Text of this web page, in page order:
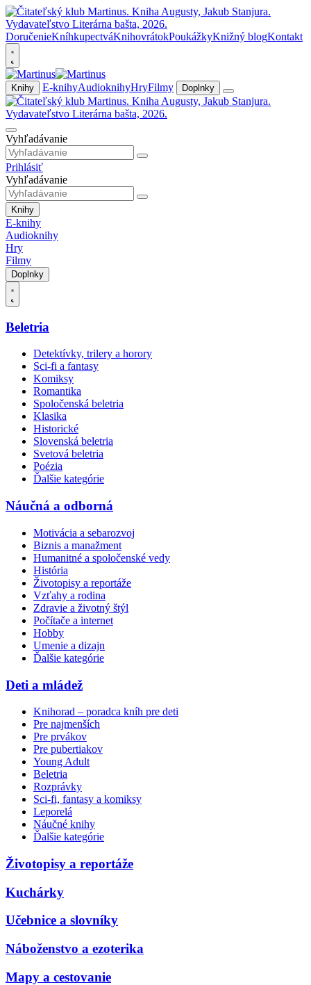
DoručenieKníhkupectváKnihovrátokPoukážkyKnižný blogKontakt
Knihy E-knihyAudioknihyHryFilmy Doplnky
Vyhľadávanie
Prihlásiť
Vyhľadávanie
Knihy
E-knihy
Audioknihy
Hry
Filmy
Doplnky
Beletria
Detektívky, trilery a horory
Sci-fi a fantasy
Komiksy
Romantika
Spoločenská beletria
Klasika
Historické
Slovenská beletria
Svetová beletria
Poézia
Ďalšie kategórie
Náučná a odborná
Motivácia a sebarozvoj
Biznis a manažment
Humanitné a spoločenské vedy
História
Životopisy a reportáže
Vzťahy a rodina
Zdravie a životný štýl
Počítače a internet
Hobby
Umenie a dizajn
Ďalšie kategórie
Deti a mládež
Knihorad – poradca kníh pre deti
Pre najmenších
Pre prvákov
Pre pubertiakov
Young Adult
Beletria
Rozprávky
Sci-fi, fantasy a komiksy
Leporelá
Náučné knihy
Ďalšie kategórie
Životopisy a reportáže
Kuchárky
Učebnice a slovníky
Náboženstvo a ezoterika
Mapy a cestovanie